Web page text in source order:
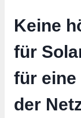
Keine
für
für eine
der